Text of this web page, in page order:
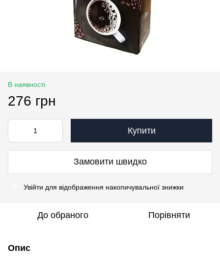
В наявності
276 грн
Купити
Замовити швидко
Увійти для відображення накопичувальної знижки
До обраного Порівняти
Опис